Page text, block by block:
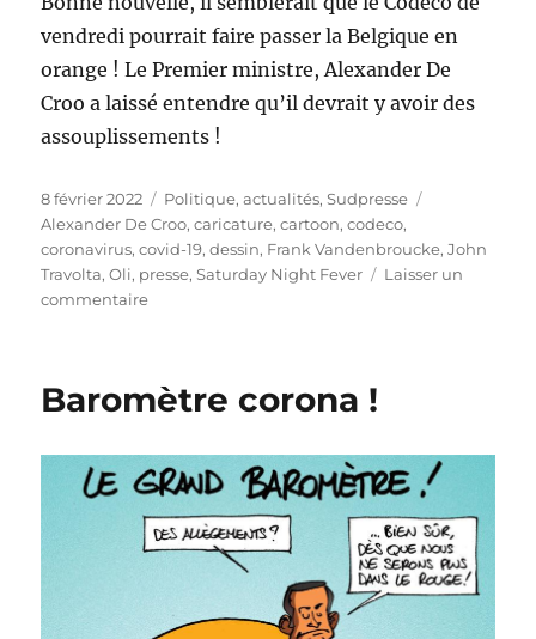
vendredi pourrait faire passer la Belgique en
orange ! Le Premier ministre, Alexander De
Croo a laissé entendre qu’il devrait y avoir des
assouplissements !
Publié
le
8 février 2022 Catégories
Politique, actualités,Sudpresse
Alexander De Croo,caricature,cartoon,codeco,
coronavirus,covid-19,dessin, Frank Vandenbroucke,John
Travolta,Oli, presse,Saturday Night Fever
Laisser un
commentairesur
l’orange
Baromètre corona !